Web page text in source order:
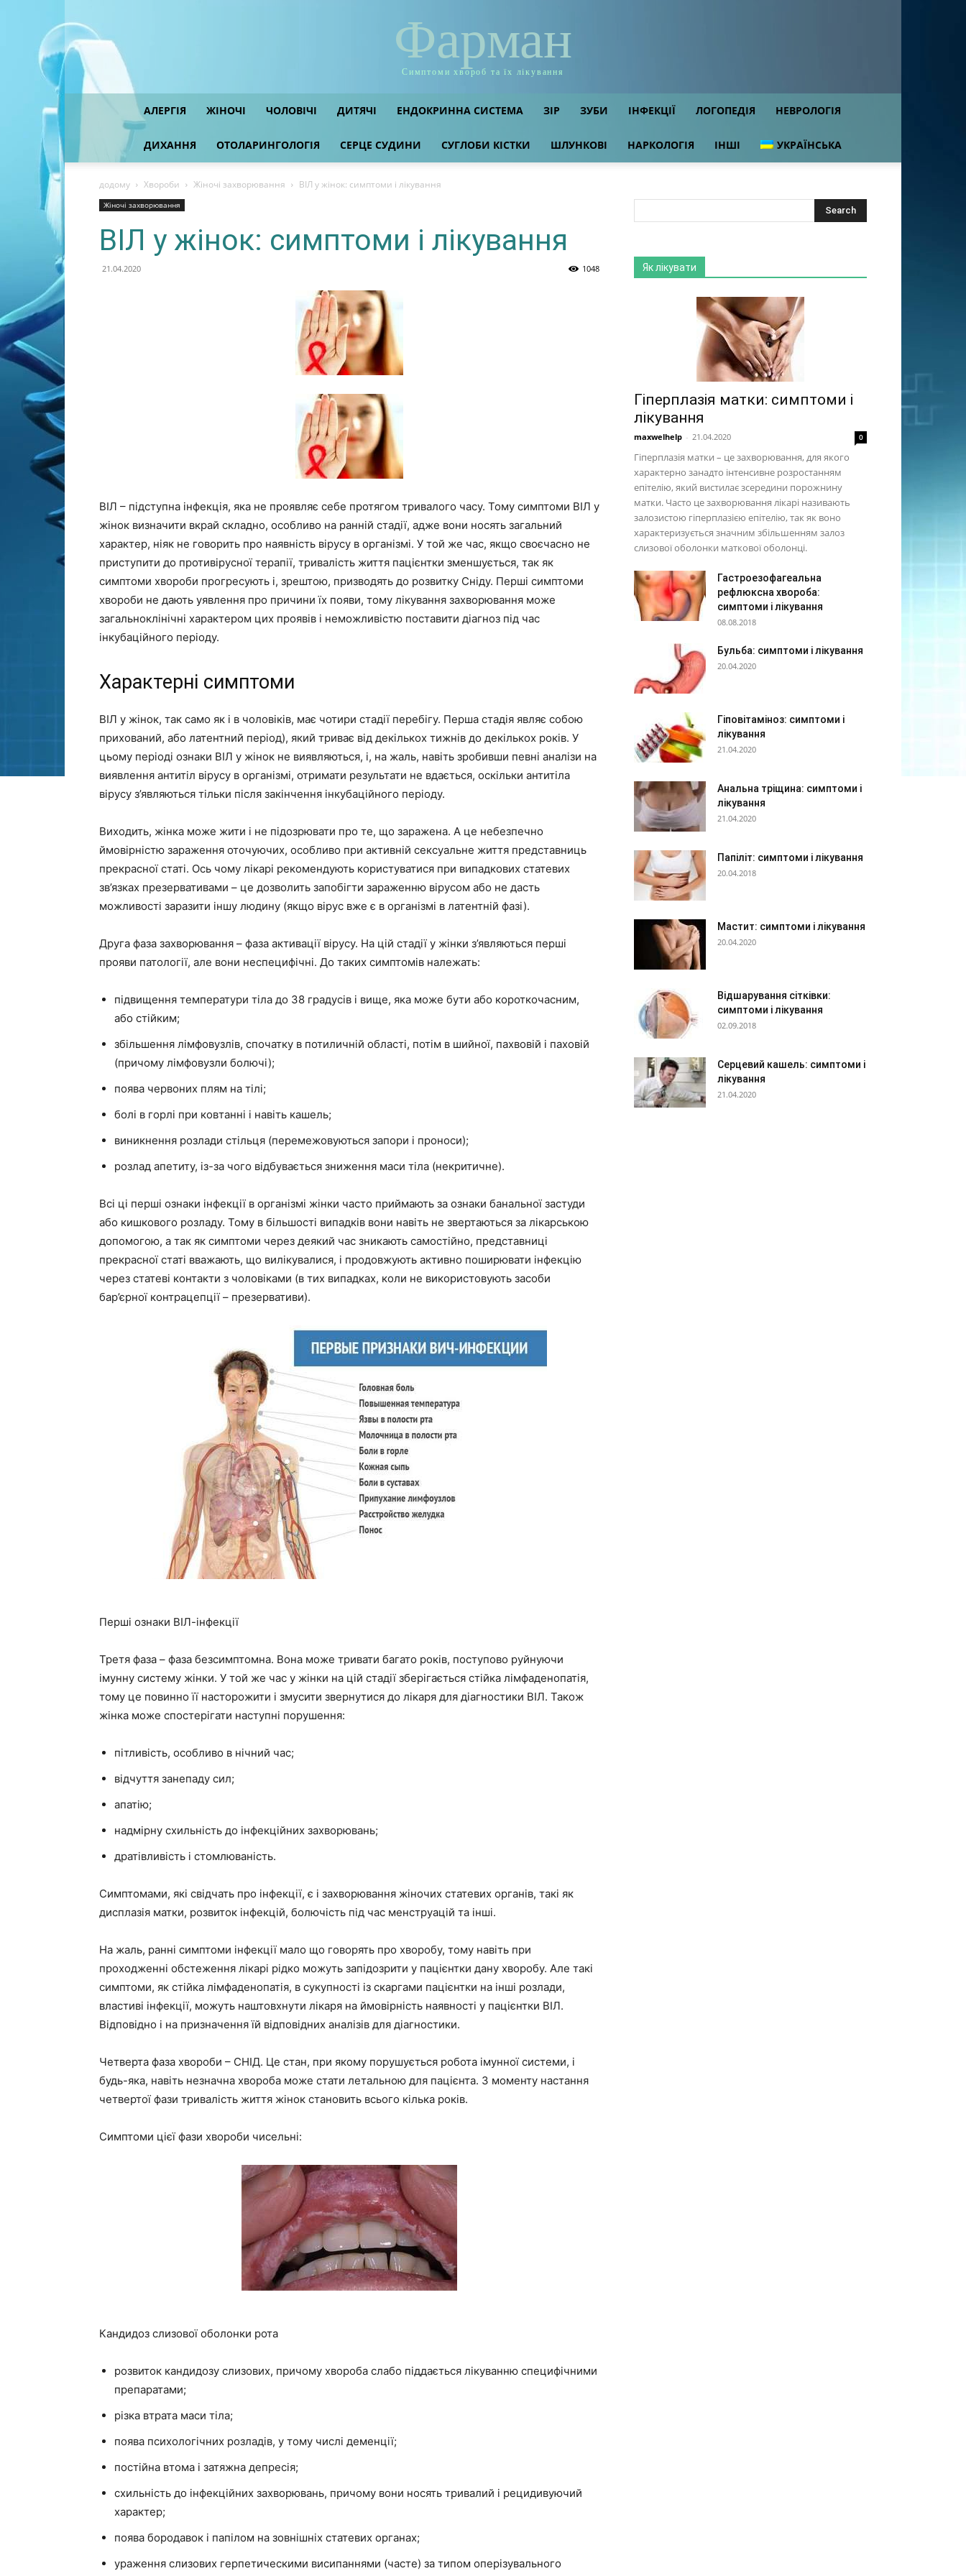
Фарман
Симптоми хвороб та їх лікування
АЛЕРГІЯ ЖІНОЧІ ЧОЛОВІЧІ ДИТЯЧІ ЕНДОКРИННА СИСТЕМА ЗІР ЗУБИ ІНФЕКЦІЇ ЛОГОПЕДІЯ НЕВРОЛОГІЯ
ДИХАННЯ ОТОЛАРИНГОЛОГІЯ СЕРЦЕ СУДИНИ СУГЛОБИ КІСТКИ ШЛУНКОВІ НАРКОЛОГІЯ ІНШІ УКРАЇНСЬКА
додому Хвороби Жіночі захворювання ВІЛ у жінок: симптоми і лікування
Жіночі захворювання
ВІЛ у жінок: симптоми і лікування
21.04.2020 1048
ВІЛ – підступна інфекція, яка не проявляє себе протягом тривалого часу. Тому симптоми ВІЛ у
жінок визначити вкрай складно, особливо на ранній стадії, адже вони носять загальний
характер, ніяк не говорить про наявність вірусу в організмі. У той же час, якщо своєчасно не
приступити до противірусної терапії, тривалість життя пацієнтки зменшується, так як
симптоми хвороби прогресують і, зрештою, призводять до розвитку Сніду. Перші симптоми
хвороби не дають уявлення про причини їх появи, тому лікування захворювання може
загальноклінічні характером цих проявів і неможливістю поставити діагноз під час
інкубаційного періоду.
Характерні симптоми
ВІЛ у жінок, так само як і в чоловіків, має чотири стадії перебігу. Перша стадія являє собою
прихований, або латентний період), який триває від декількох тижнів до декількох років. У
цьому періоді ознаки ВІЛ у жінок не виявляються, і, на жаль, навіть зробивши певні аналізи на
виявлення антитіл вірусу в організмі, отримати результати не вдається, оскільки антитіла
вірусу з’являються тільки після закінчення інкубаційного періоду.
Виходить, жінка може жити і не підозрювати про те, що заражена. А це небезпечно
ймовірністю зараження оточуючих, особливо при активній сексуальне життя представниць
прекрасної статі. Ось чому лікарі рекомендують користуватися при випадкових статевих
зв’язках презервативами – це дозволить запобігти зараженню вірусом або не дасть
можливості заразити іншу людину (якщо вірус вже є в організмі в латентній фазі).
Друга фаза захворювання – фаза активації вірусу. На цій стадії у жінки з’являються перші
прояви патології, але вони неспецифічні. До таких симптомів належать:
підвищення температури тіла до 38 градусів і вище, яка може бути або короткочасним,
або стійким;
збільшення лімфовузлів, спочатку в потиличній області, потім в шийної, пахвовій і паховій
(причому лімфовузли болючі);
поява червоних плям на тілі;
болі в горлі при ковтанні і навіть кашель;
виникнення розлади стільця (перемежовуються запори і проноси);
розлад апетиту, із-за чого відбувається зниження маси тіла (некритичне).
Всі ці перші ознаки інфекції в організмі жінки часто приймають за ознаки банальної застуди
або кишкового розладу. Тому в більшості випадків вони навіть не звертаються за лікарською
допомогою, а так як симптоми через деякий час зникають самостійно, представниці
прекрасної статі вважають, що вилікувалися, і продовжують активно поширювати інфекцію
через статеві контакти з чоловіками (в тих випадках, коли не використовують засоби
бар’єрної контрацепції – презервативи).
Перші ознаки ВІЛ-інфекції
Третя фаза – фаза безсимптомна. Вона може тривати багато років, поступово руйнуючи
імунну систему жінки. У той же час у жінки на цій стадії зберігається стійка лімфаденопатія,
тому це повинно її насторожити і змусити звернутися до лікаря для діагностики ВІЛ. Також
жінка може спостерігати наступні порушення:
пітливість, особливо в нічний час;
відчуття занепаду сил;
апатію;
надмірну схильність до інфекційних захворювань;
дратівливість і стомлюваність.
Симптомами, які свідчать про інфекції, є і захворювання жіночих статевих органів, такі як
дисплазія матки, розвиток інфекцій, болючість під час менструацій та інші.
На жаль, ранні симптоми інфекції мало що говорять про хворобу, тому навіть при
проходженні обстеження лікарі рідко можуть запідозрити у пацієнтки дану хворобу. Але такі
симптоми, як стійка лімфаденопатія, в сукупності із скаргами пацієнтки на інші розлади,
властиві інфекції, можуть наштовхнути лікаря на ймовірність наявності у пацієнтки ВІЛ.
Відповідно і на призначення їй відповідних аналізів для діагностики.
Четверта фаза хвороби – СНІД. Це стан, при якому порушується робота імунної системи, і
будь-яка, навіть незначна хвороба може стати летальною для пацієнта. З моменту настання
четвертої фази тривалість життя жінок становить всього кілька років.
Симптоми цієї фази хвороби чисельні:
Кандидоз слизової оболонки рота
розвиток кандидозу слизових, причому хвороба слабо піддається лікуванню специфічними
препаратами;
різка втрата маси тіла;
поява психологічних розладів, у тому числі деменції;
постійна втома і затяжна депресія;
схильність до інфекційних захворювань, причому вони носять тривалий і рецидивуючий
характер;
поява бородавок і папілом на зовнішніх статевих органах;
ураження слизових герпетическими висипаннями (часте) за типом оперізувального
Як лікувати
Гіперплазія матки: симптоми і
лікування
maxwelhelp - 21.04.2020 0
Гіперплазія матки – це захворювання, для якого
характерно занадто інтенсивне розростанням
епітелію, який вистилає зсередини порожнину
матки. Часто це захворювання лікарі називають
залозистою гіперплазією епітелію, так як воно
характеризується значним збільшенням залоз
слизової оболонки маткової оболонці.
Гастроезофагеальна
рефлюксна хвороба:
симптоми і лікування
08.08.2018
Бульба: симптоми і лікування
20.04.2020
Гіповітаміноз: симптоми і
лікування
21.04.2020
Анальна тріщина: симптоми і
лікування
21.04.2020
Папіліт: симптоми і лікування
20.04.2018
Мастит: симптоми і лікування
20.04.2020
Відшарування сітківки:
симптоми і лікування
02.09.2018
Серцевий кашель: симптоми і
лікування
21.04.2020